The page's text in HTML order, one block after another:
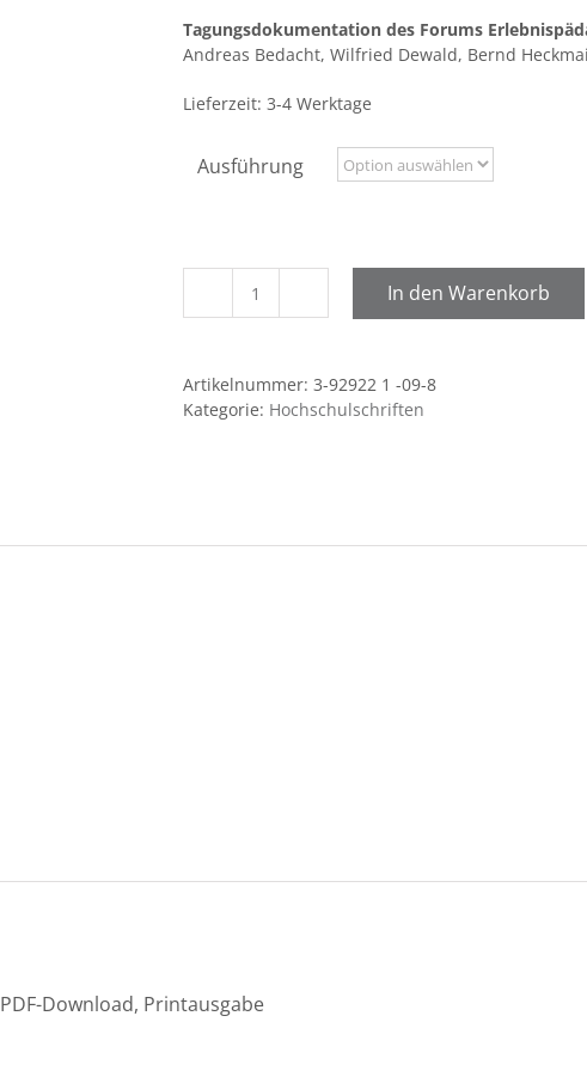
Tagungsdokumentation des Forums
Andreas Bedacht, Wilfried Dewald, Bernd
Lieferzeit: 3-4 Werktage
Ausführung
Erlebnispädagogik:
oder
mehr?
In den Warenkorb
Artikelnummer: 3-92922 1 -09-8
Kategorie: Hochschulschriften
PDF-Download, Printausgabe